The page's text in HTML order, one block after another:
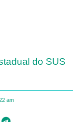
do SUS
am